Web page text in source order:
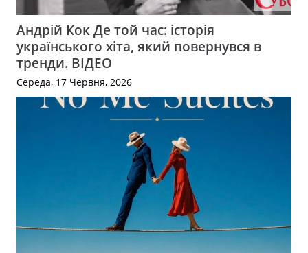
Андрій Кок Де той час: історія
українського хіта, який повернувся в
тренди. ВІДЕО
Середа, 17 Червня, 2026